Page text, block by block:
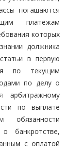
погашаются
платежам
которых
должника
в первую
по текущим
по делу о
арбитражному
по выплате
обязанности
банкротстве,
с оплатой